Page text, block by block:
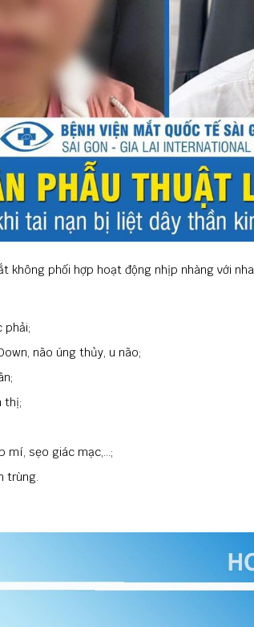
không phối hợp hoạt động nhịp nhàng với
phải;
não úng thủy, u não;
thị;
mí, sẹo giác mạc,...;
trùng.